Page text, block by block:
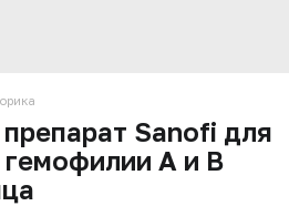
Sanofi для
A и B